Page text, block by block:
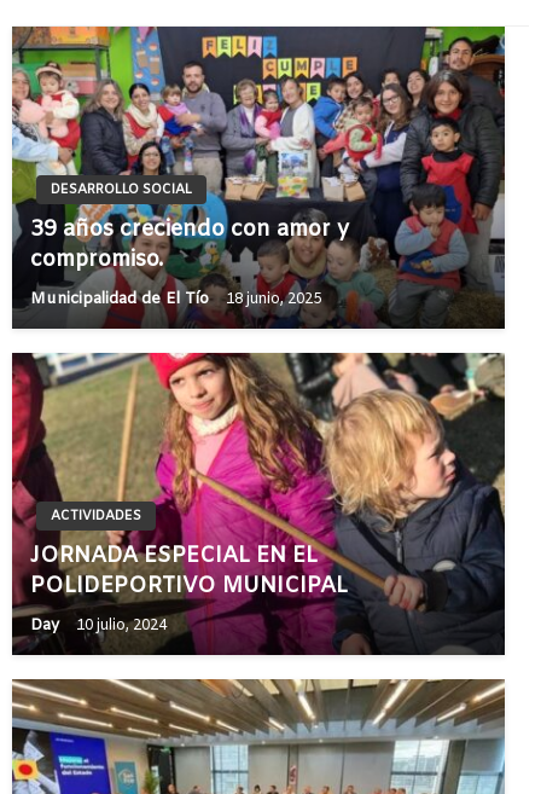
DESARROLLO SOCIAL
39 años creciendo con amor y
compromiso.
Municipalidad de El Tío 18 junio, 2025
ACTIVIDADES
JORNADA ESPECIAL EN EL
POLIDEPORTIVO MUNICIPAL
Day 10 julio, 2024